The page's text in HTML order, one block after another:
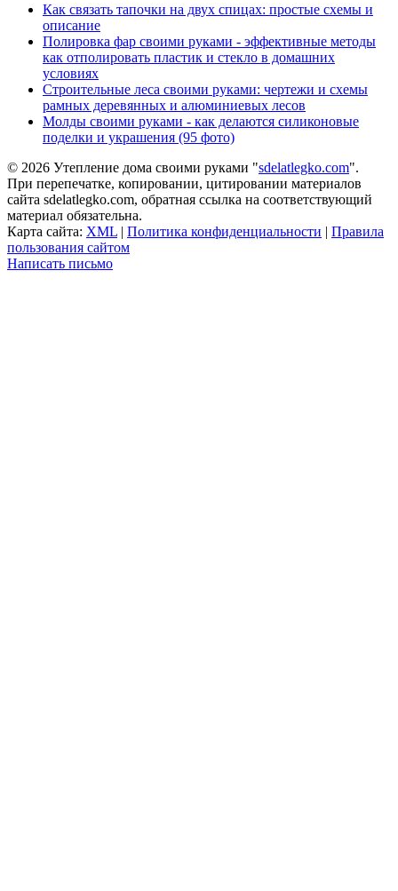
Как связать тапочки на двух спицах: простые схемы и
описание
Полировка фар своими руками - эффективные методы
как отполировать пластик и стекло в домашних
условиях
Строительные леса своими руками: чертежи и схемы
рамных деревянных и алюминиевых лесов
Молды своими руками - как делаются силиконовые
поделки и украшения (95 фото)
© 2026 Утепление дома своими руками "sdelatlegko.com".
При перепечатке, копировании, цитировании материалов
сайта sdelatlegko.com, обратная ссылка на соответствующий
материал обязательна.
Карта сайта: XML | Политика конфиденциальности | Правила
пользования сайтом
Написать письмо